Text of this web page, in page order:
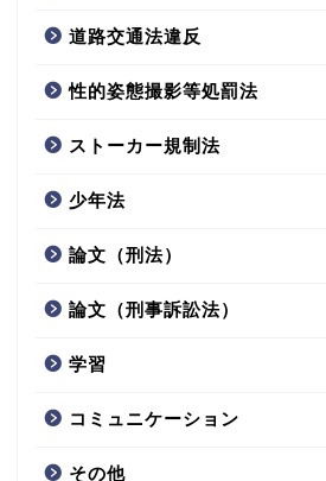
道路交通法違反
性的姿態撮影等処罰法
ストーカー規制法
少年法
論文（刑法）
論文（刑事訴訟法）
学習
コミュニケーション
その他